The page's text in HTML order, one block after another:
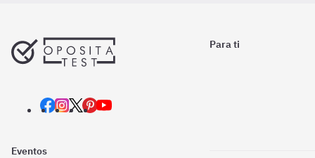
Para ti
Eventos